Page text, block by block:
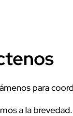
para
a la brevedad.